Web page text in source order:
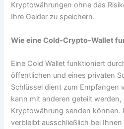
Kryptowährungen ohne das
Ihre Gelder zu speichern.
Wie eine Cold-Crypto-Wallet
Eine Cold Wallet funktioniert
öffentlichen und eines privaten
Schlüssel dient zum Empfangen
kann mit anderen geteilt
Kryptowährung senden können.
verbleibt ausschließlich bei